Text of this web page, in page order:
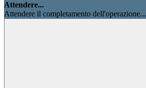
Attendere...
Attendere il completamento dell'operazione...